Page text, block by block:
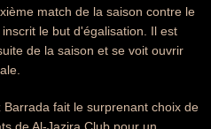
match de la saison contre le
le but d'égalisation. Il est
de la saison et se voit ouvrir
fait le surprenant choix de